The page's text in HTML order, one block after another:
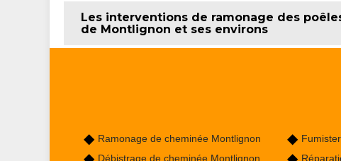
Les interventions de ramonage des
de Montlignon et ses environs
Ramonage de cheminée Montlignon
Débistrage de cheminée Montlignon